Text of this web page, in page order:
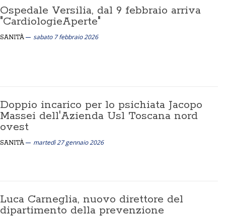
Ospedale Versilia, dal 9 febbraio arriva
"CardiologieAperte"
SANITÀ sabato 7 febbraio 2026
Doppio incarico per lo psichiata Jacopo
Massei dell'Azienda Usl Toscana nord
ovest
SANITÀ martedì 27 gennaio 2026
Luca Carneglia, nuovo direttore del
dipartimento della prevenzione